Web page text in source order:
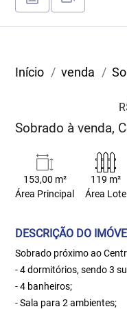
Início venda
Sobrado à venda,
153,00 m²
Área Principal
119 m²
Área Lote
DESCRIÇÃO DO
Sobrado próximo ao
- 4 dormitórios, sendo 3
- 4 banheiros;
- Sala para 2 ambientes;